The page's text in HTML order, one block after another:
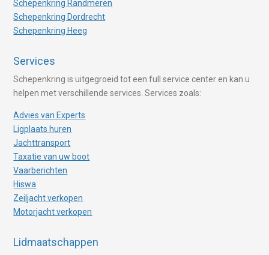
Schepenkring Randmeren
Schepenkring Dordrecht
Schepenkring Heeg
Services
Schepenkring is uitgegroeid tot een full service center en kan u
helpen met verschillende services. Services zoals:
Advies van Experts
Ligplaats huren
Jachttransport
Taxatie van uw boot
Vaarberichten
Hiswa
Zeiljacht verkopen
Motorjacht verkopen
Lidmaatschappen